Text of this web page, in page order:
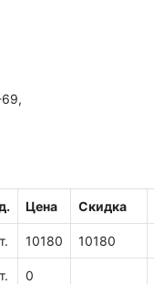
Цена Скидка
10180 10180
0